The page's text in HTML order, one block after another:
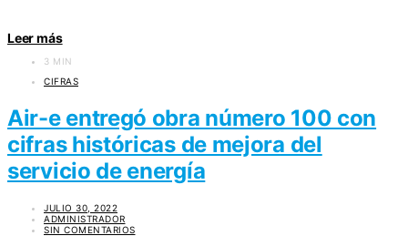
Leer más
3 MIN
CIFRAS
Air-e entregó obra número 100 con
cifras históricas de mejora del
servicio de energía
JULIO 30, 2022
ADMINISTRADOR
SIN COMENTARIOS